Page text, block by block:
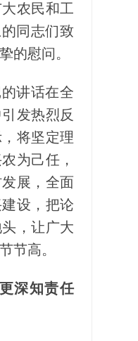
农民和工
同志们致
的慰问。
讲话在全
发热烈反
将坚定理
为己任，
展，全面
设，把论
，让广大
节高。
深知责任